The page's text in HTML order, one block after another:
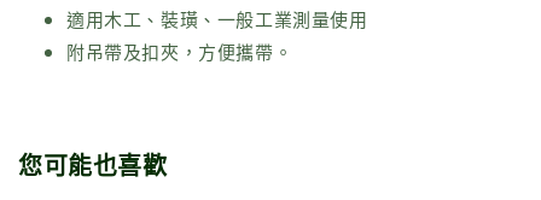
適用木工、裝璜、一般工業測量使用
附吊帶及扣夾，方便攜帶。
您可能也喜歡